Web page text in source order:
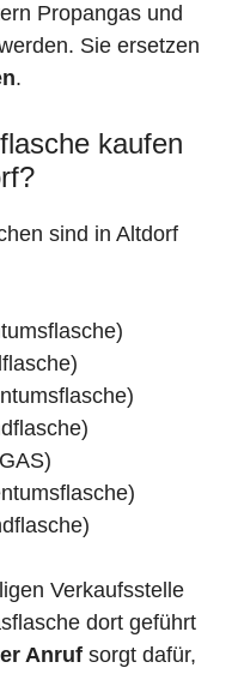
Propangas und
Sie ersetzen
.
kaufen
sind in Altdorf
Verkaufsstelle
dort geführt
Anruf sorgt dafür,